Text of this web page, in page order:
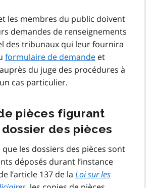
les membres du public doivent
demandes de renseignements
des tribunaux qui leur fournira
formulaire de demande et
du juge des procédures à
cas particulier.
pièces figurant
dossier des pièces
les dossiers des pièces sont
déposés durant l’instance
l’article 137 de la Loi sur les